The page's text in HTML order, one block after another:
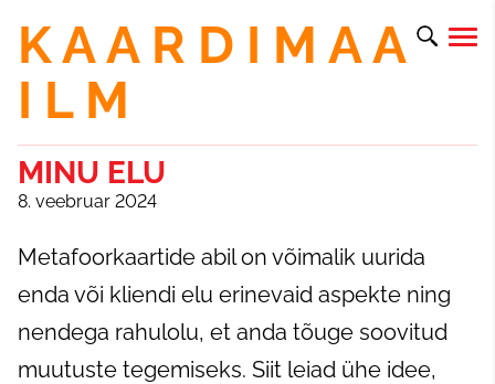
K A A R D I M A A
I L M
MINU ELU
8. veebruar 2024
Metafoorkaartide abil on võimalik uurida
enda või kliendi elu erinevaid aspekte ning
nendega rahulolu, et anda tõuge soovitud
muutuste tegemiseks. Siit leiad ühe idee,